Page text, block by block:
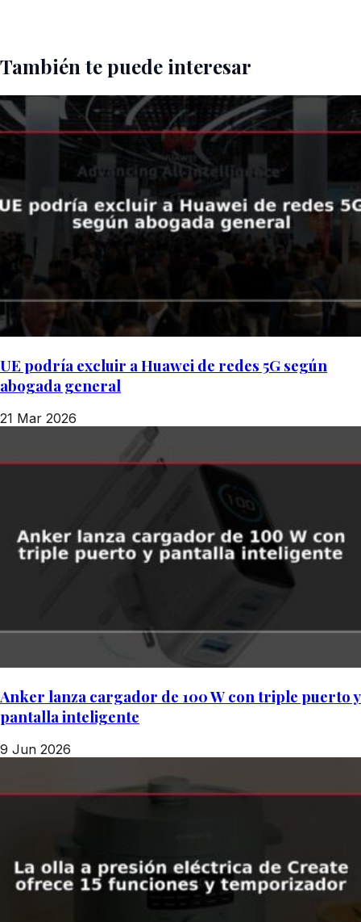
También te puede interesar
UE podría excluir a Huawei de redes 5G según
abogada general
21 Mar 2026
Anker lanza cargador de 100 W con triple puerto y
pantalla inteligente
9 Jun 2026